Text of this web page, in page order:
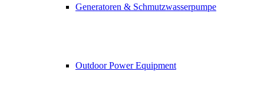
Generatoren & Schmutzwasserpumpe
Outdoor Power Equipment